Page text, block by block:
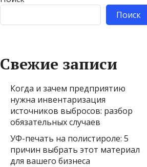
Поиск
Свежие записи
Когда и зачем предприятию
нужна инвентаризация
источников выбросов: разбор
обязательных случаев
УФ-печать на полистироле: 5
причин выбрать этот материал
для вашего бизнеса